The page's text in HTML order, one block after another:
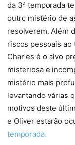
da 3ª temporada
outro mistério de
resolverem. Além
riscos pessoais ao
Charles é o alvo
misteriosa e
mistério mais
levantando várias
motivos deste
e Oliver estarão
temporada.